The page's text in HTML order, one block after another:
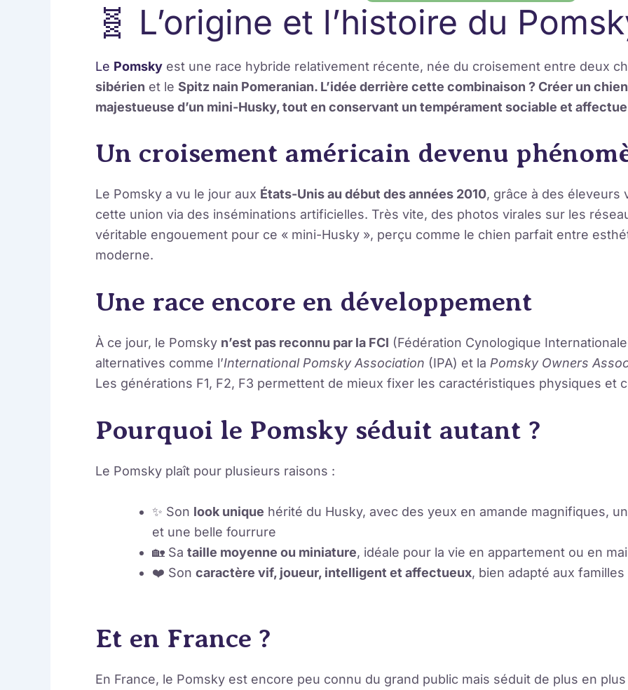
🧬 L’origine et l’histoire du
Le Pomsky est une race hybride relativement récente, née du croisement entre deux
sibérien et le Spitz nain Pomeranian. L’idée derrière cette combinaison ? Créer un
majestueuse d’un mini-Husky, tout en conservant un tempérament sociable et
Un croisement américain devenu
Le Pomsky a vu le jour aux États-Unis au début des années 2010, grâce à des éleveurs
cette union via des inséminations artificielles. Très vite, des photos virales sur les
véritable engouement pour ce « mini-Husky », perçu comme le chien parfait entre
moderne.
Une race encore en développement
À ce jour, le Pomsky n’est pas reconnu par la FCI (Fédération Cynologique
alternatives comme l’International Pomsky Association (IPA) et la Pomsky Owners
Les générations F1, F2, F3 permettent de mieux fixer les caractéristiques physiques et
Pourquoi le Pomsky séduit autant ?
Le Pomsky plaît pour plusieurs raisons :
✨ Son look unique hérité du Husky, avec des yeux en amande magnifiques,
et une belle fourrure
🏡 Sa taille moyenne ou miniature, idéale pour la vie en appartement ou en
❤️ Son caractère vif, joueur, intelligent et affectueux, bien adapté aux familles
Et en France ?
En France, le Pomsky est encore peu connu du grand public mais séduit de plus en